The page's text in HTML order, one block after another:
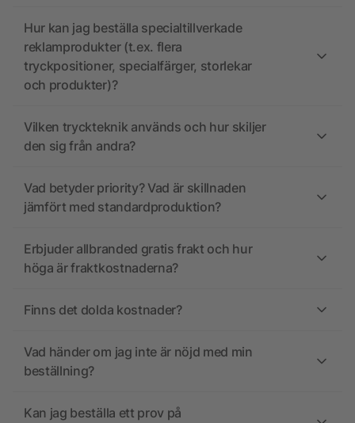
Hur kan jag beställa specialtillverkade
reklamprodukter (t.ex. flera
tryckpositioner, specialfärger, storlekar
och produkter)?
Vilken tryckteknik används och hur skiljer
den sig från andra?
Vad betyder priority? Vad är skillnaden
jämfört med standardproduktion?
Erbjuder allbranded gratis frakt och hur
höga är fraktkostnaderna?
Finns det dolda kostnader?
Vad händer om jag inte är nöjd med min
beställning?
Kan jag beställa ett prov på